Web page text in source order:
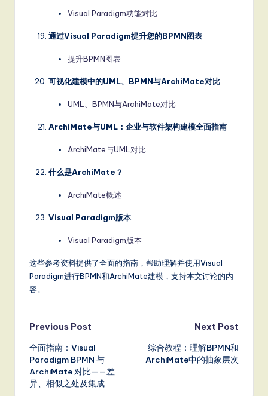
Visual Paradigm功能对比
通过Visual Paradigm提升您的BPMN图表
提升BPMN图表
可视化建模中的UML、BPMN与ArchiMate对比
UML、BPMN与ArchiMate对比
ArchiMate与UML：企业与软件架构建模全面指南
ArchiMate与UML对比
什么是ArchiMate？
ArchiMate概述
Visual Paradigm版本
Visual Paradigm版本
这些参考资料提供了全面的指南，帮助理解并使用Visual
Paradigm进行BPMN和ArchiMate建模，支持本文讨论的内
容。
Post
navigation
Previous Post
全面指南：Visual
Paradigm BPMN 与
ArchiMate 对比——差
异、相似之处及集成
Next Post
综合教程：理解BPMN和
ArchiMate中的抽象层次